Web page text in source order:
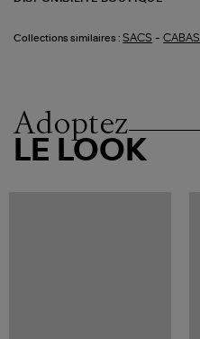
Collections similaires : SACS -CABAS
Adoptez
LE LOOK